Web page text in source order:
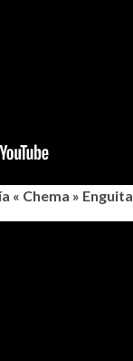
« Chema » Enguita